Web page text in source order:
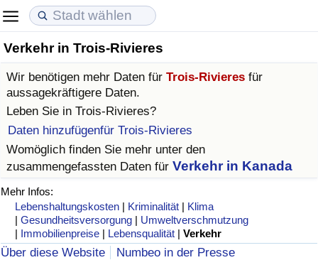
Verkehr in Trois-Rivieres
Wir benötigen mehr Daten für Trois-Rivieres für
aussagekräftigere Daten.
Leben Sie in Trois-Rivieres?
Daten hinzufügenfür Trois-Rivieres
Womöglich finden Sie mehr unter den
zusammengefassten Daten für Verkehr in Kanada
Mehr Infos:
Lebenshaltungskosten | Kriminalität | Klima
|Gesundheitsversorgung | Umweltverschmutzung
| Immobilienpreise | Lebensqualität |Verkehr
Über diese Website
Numbeo in der Presse
Lebenshaltungskosten
Lebenshaltungskosten-Index (aktuell)
Lebenshaltungskosten-Index
Lebenshaltungskosten-Index nach Land
in Akaba
Immobilienpreise
Immobilienpreis-Index (aktuell)
Immobilienpreis-Index
Immobilienpreis-Index nach Land
Lebensqualität
Lebensqualität-Index
Lebensqualität-Index (aktuell)
Lebensqualitätsindex nach Land
Kriminalität
Kriminalitäts-Index (aktuell)